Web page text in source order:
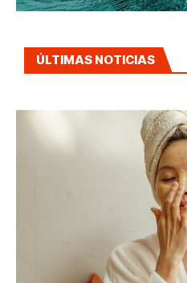
ÚLTIMAS NOTICIAS